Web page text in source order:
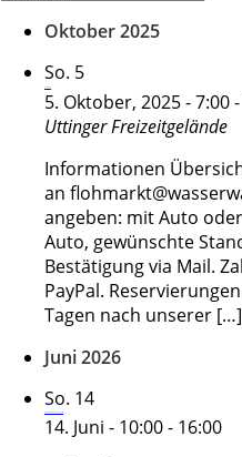
Oktober 2025
So. 5
5. Oktober, 2025 - 7:00-
Uttinger Freizeitgelände
Informationen
an
angeben: mit Auto
Auto, gewünschte
Bestätigung via Mail.
PayPal.
Tagen nach unserer […]
Juni 2026
So. 14
14. Juni - 10:00- 16:00